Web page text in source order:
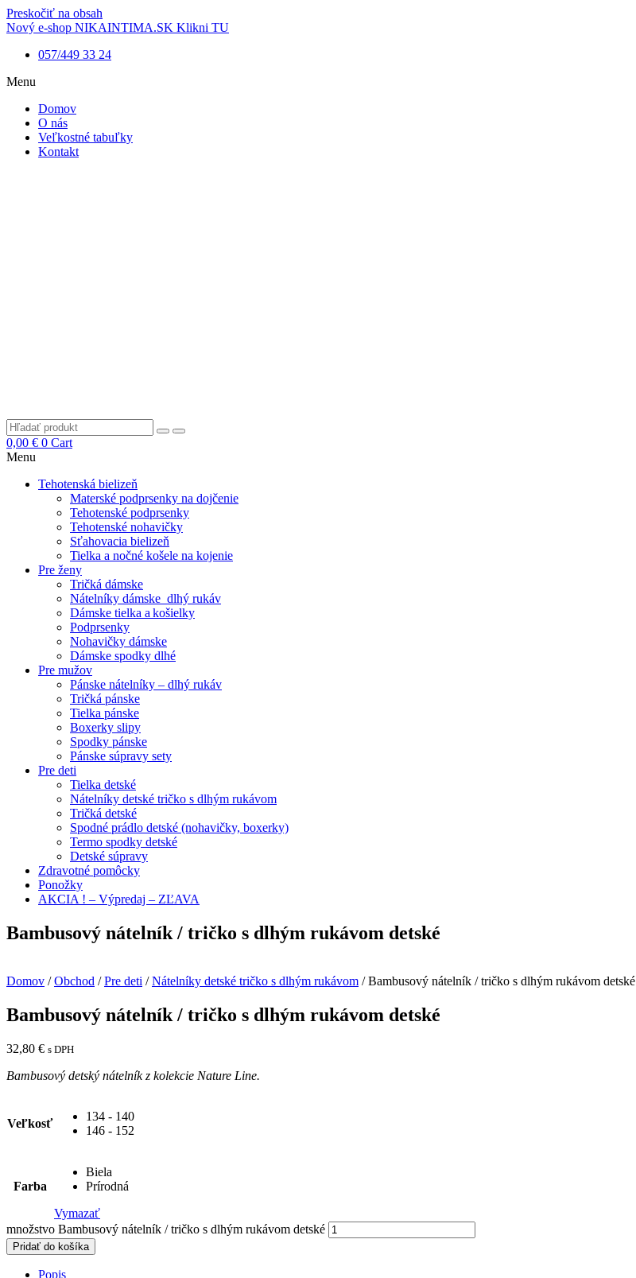
Preskočiť na obsah
Nový e-shop NIKAINTIMA.SK Klikni TU
057/449 33 24
Menu
Domov
O nás
Veľkostné tabuľky
Kontakt
0,00 € 0 Cart
Menu
Tehotenská bielizeň
Materské podprsenky na dojčenie
Tehotenské podprsenky
Tehotenské nohavičky
Sťahovacia bielizeň
Tielka a nočné košele na kojenie
Pre ženy
Tričká dámske
Nátelníky dámske dlhý rukáv
Dámske tielka a košielky
Podprsenky
Nohavičky dámske
Dámske spodky dlhé
Pre mužov
Pánske nátelníky – dlhý rukáv
Tričká pánske
Tielka pánske
Boxerky slipy
Spodky pánske
Pánske súpravy sety
Pre deti
Tielka detské
Nátelníky detské tričko s dlhým rukávom
Tričká detské
Spodné prádlo detské (nohavičky, boxerky)
Termo spodky detské
Detské súpravy
Zdravotné pomôcky
Ponožky
AKCIA ! – Výpredaj – ZĽAVA
Bambusový nátelník / tričko s dlhým rukávom detské
Domov /Obchod /Pre deti /Nátelníky detské tričko s dlhým rukávom / Bambusový nátelník / tričko s dlhým rukávom detské
Bambusový nátelník / tričko s dlhým rukávom detské
32,80 € s DPH
Bambusový detský nátelník z kolekcie Nature Line.
Veľkosť
134 - 140
146 - 152
Farba
Biela
Prírodná
Vymazať
množstvo Bambusový nátelník / tričko s dlhým rukávom detské
Pridať do košíka
Popis